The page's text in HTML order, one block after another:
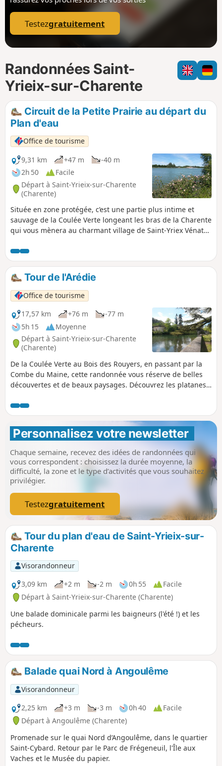
p
Testezgratuitement
Randonnées Saint-
Yrieix-sur-Charente
Circuit de la Petite Prairie au départ du
Plan d'eau
Office de tourisme
9,31 km
+47 m
-40 m
2h 50
Facile
Départ à Saint-Yrieix-sur-Charente
(Charente)
Située en zone protégée, c’est une partie plus intime et
sauvage de la Coulée Verte longeant les bras de la Charente
qui vous mènera au charmant village de Saint-Yriex Vénat
découvrirez la Fontaine des Pots où on rouissait le chanvre.
Tour de l'Arédie
Office de tourisme
17,57 km
+76 m
-77 m
5h 15
Moyenne
Départ à Saint-Yrieix-sur-Charente
(Charente)
De la Coulée Verte au Bois des Rouyers, en passant par la
Combe du Maine, cette randonnée vous réserve de belles
découvertes et de beaux paysages. Découvrez les platanes
bordent la Charente à Saint-Yrieix et Angoulême.
Personnalisez votre newsletter
Chaque semaine, recevez des idées de randonnées qui
vous correspondent : choisissez la durée moyenne, la
difficulté, la zone et le type d’activités que vous souhaitez
privilégier.
Testezgratuitement
Tour du plan d'eau de Saint-Yrieix-sur-
Charente
Visorandonneur
3,09 km
+2 m -2 m 0h 55
Facile
Départ à Saint-Yrieix-sur-Charente (Charente)
Une balade dominicale parmi les baigneurs (l'été !) et les
pécheurs.
Balade quai Nord à Angoulême
Visorandonneur
2,25 km
+3 m -3 m 0h 40
Facile
Départ à Angoulême (Charente)
Promenade sur le quai Nord d’Angoulême, dans le quartier
Saint-Cybard. Retour par le Parc de Frégeneuil, l'Île aux
Vaches et le Musée du papier.